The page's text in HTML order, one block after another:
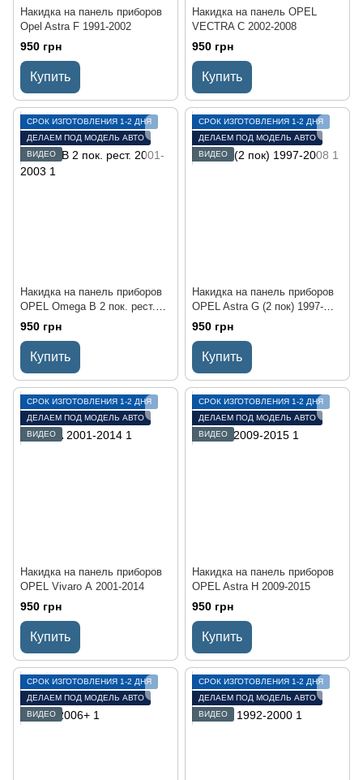
Накидка на панель приборов
Opel Astra F 1991-2002
950 грн
Купить
Накидка на панель OPEL
VECTRA C 2002-2008
950 грн
Купить
СРОК ИЗГОТОВЛЕНИЯ 1-2 ДНЯ
ДЕЛАЕМ ПОД МОДЕЛЬ АВТО
ВИДЕО
Накидка на панель приборов
OPEL Omega B 2 пок. рест.
2001-2003
950 грн
Купить
СРОК ИЗГОТОВЛЕНИЯ 1-2 ДНЯ
ДЕЛАЕМ ПОД МОДЕЛЬ АВТО
ВИДЕО
Накидка на панель приборов
OPEL Astra G (2 пок) 1997-
2008
950 грн
Купить
СРОК ИЗГОТОВЛЕНИЯ 1-2 ДНЯ
ДЕЛАЕМ ПОД МОДЕЛЬ АВТО
ВИДЕО
Накидка на панель приборов
OPEL Vivaro А 2001-2014
950 грн
Купить
СРОК ИЗГОТОВЛЕНИЯ 1-2 ДНЯ
ДЕЛАЕМ ПОД МОДЕЛЬ АВТО
ВИДЕО
Накидка на панель приборов
OPEL Astra H 2009-2015
950 грн
Купить
СРОК ИЗГОТОВЛЕНИЯ 1-2 ДНЯ
ДЕЛАЕМ ПОД МОДЕЛЬ АВТО
ВИДЕО
СРОК ИЗГОТОВЛЕНИЯ 1-2 ДНЯ
ДЕЛАЕМ ПОД МОДЕЛЬ АВТО
ВИДЕО